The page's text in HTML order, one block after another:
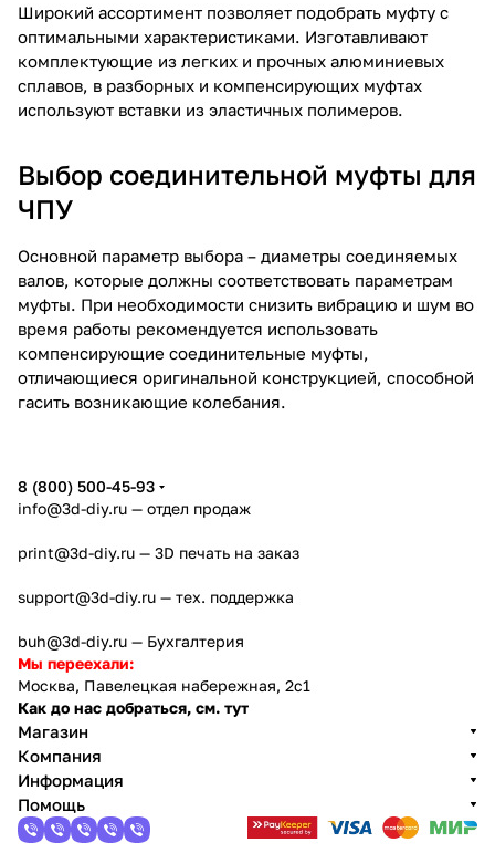
Широкий ассортимент позволяет подобрать муфту с
оптимальными характеристиками. Изготавливают
комплектующие из легких и прочных алюминиевых
сплавов, в разборных и компенсирующих муфтах
используют вставки из эластичных полимеров.
Выбор соединительной муфты для
ЧПУ
Основной параметр выбора – диаметры соединяемых
валов, которые должны соответствовать параметрам
муфты. При необходимости снизить вибрацию и шум во
время работы рекомендуется использовать
компенсирующие соединительные муфты,
отличающиеся оригинальной конструкцией, способной
гасить возникающие колебания.
8 (800) 500-45-93
info@3d-diy.ru — отдел продаж
print@3d-diy.ru — 3D печать на заказ
support@3d-diy.ru — тех. поддержка
buh@3d-diy.ru — Бухгалтерия
Мы переехали:
Москва, Павелецкая набережная, 2с1
Как до нас добраться, см. тут
Магазин
Компания
Информация
Помощь